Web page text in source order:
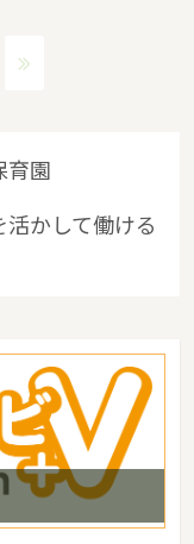
在）新潟県の市町村
育園
活かして働ける